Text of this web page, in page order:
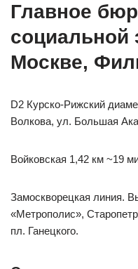
Главное
социальной
Москве,
D2 Курско-Рижский
Волкова, ул. Большая
Войковская 1,42 км ~19
Замоскворецкая линия.
«Метрополис»,
пл. Ганецкого.